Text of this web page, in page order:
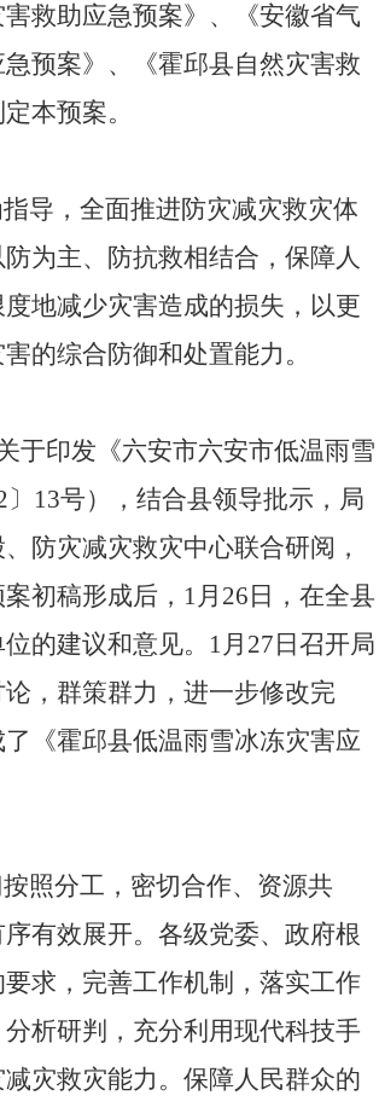
救助应急预案》、《安徽省气
预案》、《霍邱县自然灾害救
定本预案。
导，全面推进防灾减灾救灾体
为主、防抗救相结合，保障人
地减少灾害造成的损失，以更
的综合防御和处置能力。
于印发《六安市六安市低温雨雪
13号），结合县领导批示，局
防灾减灾救灾中心联合研阅，
初稿形成后，1月26日，在全县
的建议和意见。1月27日召开局
，群策群力，进一步修改完
《霍邱县低温雨雪冰冻灾害应
照分工 ， 密切合作、资源共
有效展开。各级党委、政府根
求，完善工作机制，落实工作
析研判，充分利用现代科技手
灾救灾能力。保障人民群众的